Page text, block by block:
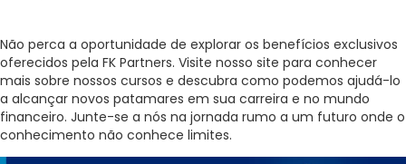
Não perca a oportunidade de explorar os benefícios exclusivos
oferecidos pela FK Partners. Visite nosso site para conhecer
mais sobre nossos cursos e descubra como podemos ajudá-lo
a alcançar novos patamares em sua carreira e no mundo
financeiro. Junte-se a nós na jornada rumo a um futuro onde o
conhecimento não conhece limites.